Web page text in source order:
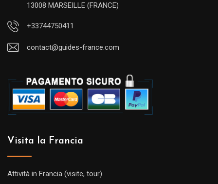
13008 MARSEILLE (FRANCE)
+33744750411
contact@guides-france.com
Visita la Francia
Attività in Francia (visite, tour)